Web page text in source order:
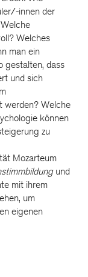
innen der
Welches
man ein
gestalten, dass
und sich
werden? Welche
können
zu
Mozarteum
und
mit ihrem
um
eigenen